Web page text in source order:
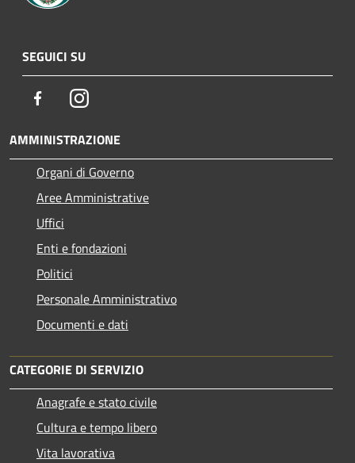
SEGUICI SU
FacebookInstagram
AMMINISTRAZIONE
Organi di Governo
Aree Amministrative
Uffici
Enti e fondazioni
Politici
Personale Amministrativo
Documenti e dati
CATEGORIE DI SERVIZIO
Anagrafe e stato civile
Cultura e tempo libero
Vita lavorativa